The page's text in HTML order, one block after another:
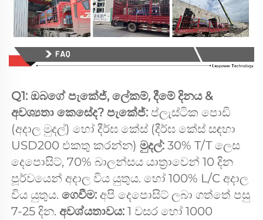
Q1: ඔබගේ පැකේජ්, ලේකම්, දීමේ දිනය &
අවශ්‍යතා කෙසේද? පැකේජ්: ප්ලැස්ටික පොඩි
(අදාල මුදල්) හෝ දීර්ඝ කේස් (දීර්ඝ කේස් සඳහා
USD200 එකතු කරන්න) මුදල්: 30% T/T ලෙස
දෙපොසිට්, 70% බාලන්සය යාත්‍රාවෙන් 10 දින
පූර්වයෙන් අදාල විය යුතුය. හෝ 100% L/C අදාල
විය යුතුය. ගෙවීම: අපි දෙපොසිට් ලබා ගත්තේ පසු
7-25 දින. අවශ්යතාවය: 1 වසර හෝ 1000